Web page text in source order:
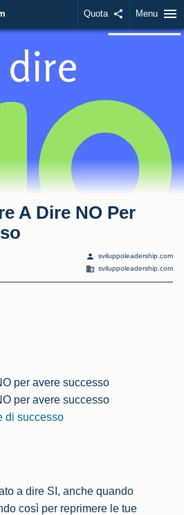
Quota share Menu menu
A Dire NO Per
person sviluppoleadership.com
domain sviluppoleadership.com
per avere successo
per avere successo
di successo
a dire SI, anche quando
così per reprimere le tue